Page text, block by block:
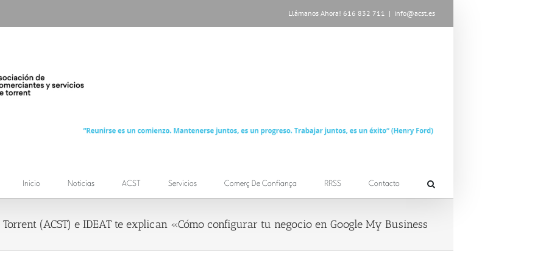
Llámanos Ahora! 616 832 711 | info@acst.es
Inicio Noticias ACST Servicios Comerç De Confiança RRSS Contacto